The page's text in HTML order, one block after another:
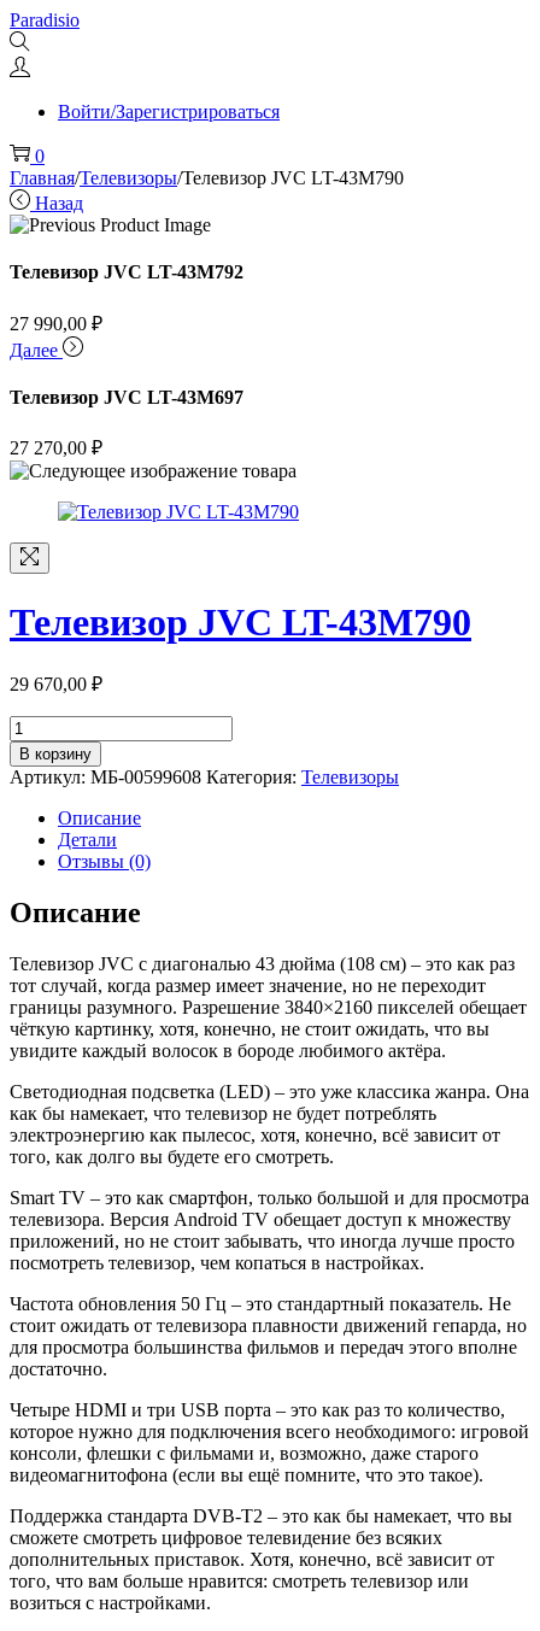
Перейти
к
навигации
Перейти
к
содержимому
Paradisio
Войти/Зарегистрироваться
0
Главная/Телевизоры/Телевизор JVC LT-43M790
Назад
Телевизор JVC LT-43M792
27 990,00 ₽
Далее
Телевизор JVC LT-43M697
27 270,00 ₽
Телевизор JVC LT-43M790
29 670,00 ₽
Количество
товара
Телевизор
JVC
43M790
В корзину
Артикул: МБ-00599608 Категория: Телевизоры
Описание
Детали
Отзывы (0)
Описание
Телевизор JVC с диагональю 43 дюйма (108 см) – это как раз
тот случай, когда размер имеет значение, но не переходит
границы разумного. Разрешение 3840×2160 пикселей обещает
чёткую картинку, хотя, конечно, не стоит ожидать, что вы
увидите каждый волосок в бороде любимого актёра.
Светодиодная подсветка (LED) – это уже классика жанра. Она
как бы намекает, что телевизор не будет потреблять
электроэнергию как пылесос, хотя, конечно, всё зависит от
того, как долго вы будете его смотреть.
Smart TV – это как смартфон, только большой и для просмотра
телевизора. Версия Android TV обещает доступ к множеству
приложений, но не стоит забывать, что иногда лучше просто
посмотреть телевизор, чем копаться в настройках.
Частота обновления 50 Гц – это стандартный показатель. Не
стоит ожидать от телевизора плавности движений гепарда, но
для просмотра большинства фильмов и передач этого вполне
достаточно.
Четыре HDMI и три USB порта – это как раз то количество,
которое нужно для подключения всего необходимого: игровой
консоли, флешки с фильмами и, возможно, даже старого
видеомагнитофона (если вы ещё помните, что это такое).
Поддержка стандарта DVB-T2 – это как бы намекает, что вы
сможете смотреть цифровое телевидение без всяких
дополнительных приставок. Хотя, конечно, всё зависит от
того, что вам больше нравится: смотреть телевизор или
возиться с настройками.